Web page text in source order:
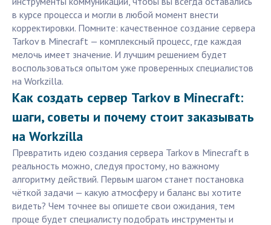
в курсе процесса и могли в любой момент внести
корректировки. Помните: качественное создание сервера
Tarkov в Minecraft — комплексный процесс, где каждая
мелочь имеет значение. И лучшим решением будет
воспользоваться опытом уже проверенных специалистов
на Workzilla.
Как создать сервер Tarkov в Minecraft:
шаги, советы и почему стоит заказывать
на Workzilla
Превратить идею создания сервера Tarkov в Minecraft в
реальность можно, следуя простому, но важному
алгоритму действий. Первым шагом станет постановка
чёткой задачи — какую атмосферу и баланс вы хотите
видеть? Чем точнее вы опишете свои ожидания, тем
проще будет специалисту подобрать инструменты и